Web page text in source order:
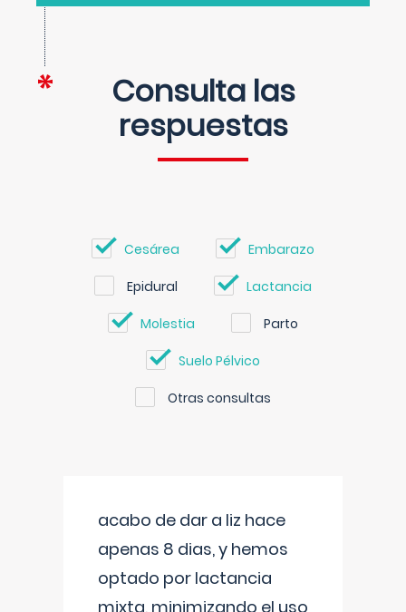
Consulta las
respuestas
Cesárea Embarazo
Epidural Lactancia
Molestia Parto
Suelo Pélvico
Otras consultas
acabo de dar a liz hace
apenas 8 dias, y hemos
optado por lactancia
mixta, minimizando el uso